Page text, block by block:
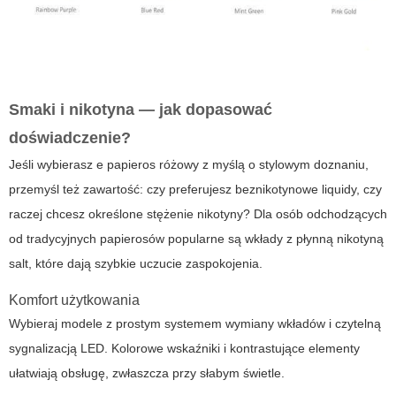
Smaki i nikotyna — jak dopasować
doświadczenie?
Jeśli wybierasz e papieros różowy z myślą o stylowym doznaniu,
przemyśl też zawartość: czy preferujesz beznikotynowe liquidy, czy
raczej chcesz określone stężenie nikotyny? Dla osób odchodzących
od tradycyjnych papierosów popularne są wkłady z płynną nikotyną
salt, które dają szybkie uczucie zaspokojenia.
Komfort użytkowania
Wybieraj modele z prostym systemem wymiany wkładów i czytelną
sygnalizacją LED. Kolorowe wskaźniki i kontrastujące elementy
ułatwiają obsługę, zwłaszcza przy słabym świetle.